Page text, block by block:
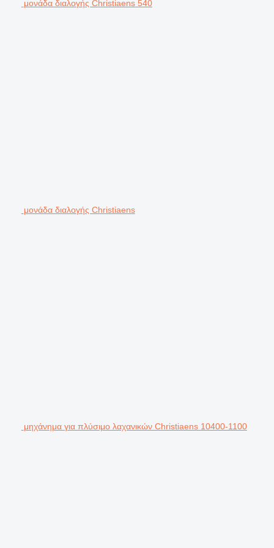
μονάδα διαλογής Christiaens 540
μονάδα διαλογής Christiaens
μηχάνημα για πλύσιμο λαχανικών Christiaens 10400-1100